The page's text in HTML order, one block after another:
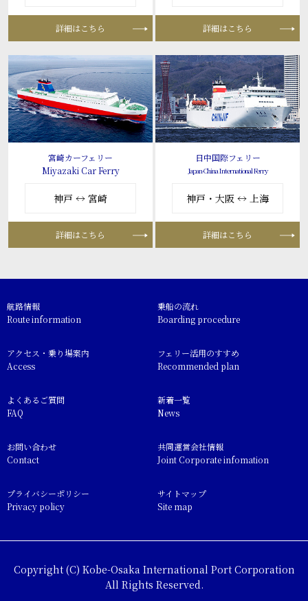
詳細はこちら 詳細はこちら
宮崎カーフェリー
Miyazaki Car Ferry
神戸 ↔ 宮崎
詳細はこちら
日中国際フェリー
Japan-China International Ferry
神戸・大阪 ↔ 上海
詳細はこちら
航路情報
Route information
乗船の流れ
Boarding procedure
アクセス・乗り場案内
Access
フェリー活用のすすめ
Recommended plan
よくあるご質問
FAQ
新着一覧
News
お問い合わせ
Contact
共同運営会社情報
Joint Corporate infomation
プライバシーポリシー
Privacy policy
サイトマップ
Site map
Copyright (C) Kobe-Osaka International Port Corporation
All Rights Reserved.